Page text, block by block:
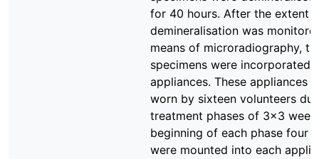
for 40 hours. After the extent
demineralisation was
means of microradiography,
specimens were incorporated
appliances. These appliances
worn by sixteen volunteers
treatment phases of 3x3
beginning of each phase four
were mounted into each